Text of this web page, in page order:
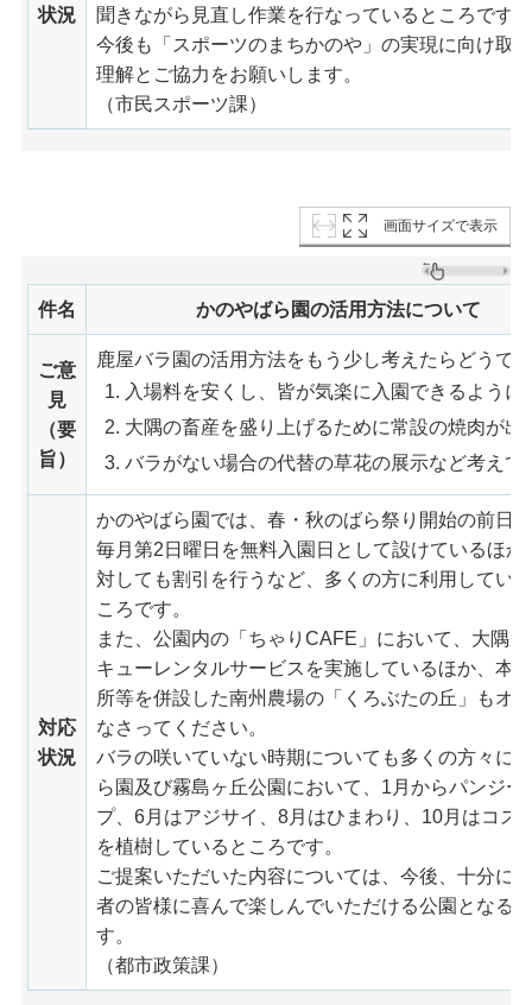
状況
聞きながら見直し作業を行なっているところです。
今後も「スポーツのまちかのや」の実現に向け取
理解とご協力をお願いします。
（市民スポーツ課）
画面サイズで表示
件名 かのやばら園の活用方法について
ご意
見
（要
旨）
鹿屋バラ園の活用方法をもう少し考えたらどうで
入場料を安くし、皆が気楽に入園できるように
大隅の畜産を盛り上げるために常設の焼肉が出
バラがない場合の代替の草花の展示など考えて
対応
状況
かのやばら園では、春・秋のばら祭り開始の前日
毎月第2日曜日を無料入園日として設けているほ
対しても割引を行うなど、多くの方に利用してい
ころです。
また、公園内の「ちゃりCAFE」において、大隅
キューレンタルサービスを実施しているほか、本
所等を併設した南州農場の「くろぶたの丘」もオ
なさってください。
バラの咲いていない時期についても多くの方々に
ら園及び霧島ヶ丘公園において、1月からパンジ
プ、6月はアジサイ、8月はひまわり、10月はコス
を植樹しているところです。
ご提案いただいた内容については、今後、十分に
者の皆様に喜んで楽しんでいただける公園となる
す。
（都市政策課）